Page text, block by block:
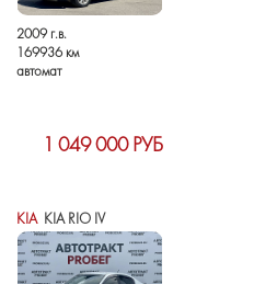
2009 г.в.
169936 км
автомат
1 049 000 РУБ
KIAKIA RIO IV